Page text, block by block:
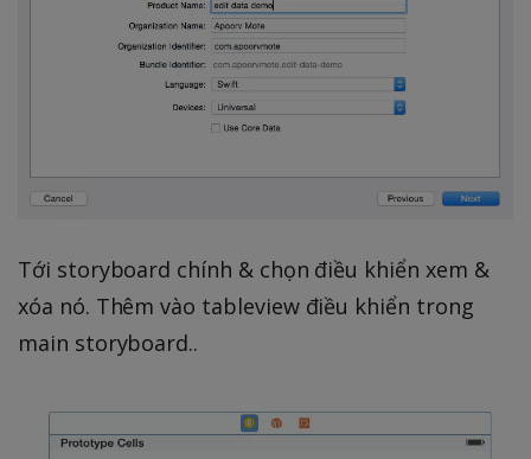
Tới storyboard chính & chọn điều khiển xem &
xóa nó. Thêm vào tableview điều khiển trong
main storyboard..